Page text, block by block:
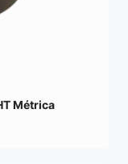
Métrica